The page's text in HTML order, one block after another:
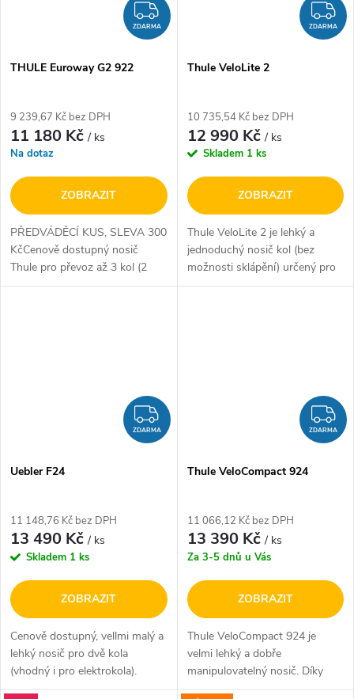
ZDARMA
ZDARMA
THULE Euroway G2 922
9 239,67 Kč bez DPH
11 180 Kč/ ks
Na dotaz
ZOBRAZIT
PŘEDVÁDĚCÍ KUS, SLEVA 300
KčCenově dostupný nosič
Thule pro převoz až 3 kol (2
lehkých elektrokol*). Navzdory
ZDARMA
Thule VeloLite 2
10 735,54 Kč bez DPH
12 990 Kč/ ks
Skladem 1 ks
ZOBRAZIT
Thule VeloLite 2 je lehký a
jednoduchý nosič kol (bez
možnosti sklápění) určený pro
2 jízdní kola, ideální pro silniční i
ZDARMA
ZDARMA
Uebler F24
11 148,76 Kč bez DPH
13 490 Kč/ ks
Skladem 1 ks
ZOBRAZIT
Cenově dostupný, vellmi malý a
lehký nosič pro dvě kola
(vhodný i pro elektrokola).
Snadná montáž na tažné
ZDARMA
Thule VeloCompact 924
11 066,12 Kč bez DPH
13 390 Kč/ ks
Za 3-5 dnů u Vás
ZOBRAZIT
Thule VeloCompact 924 je
velmi lehký a dobře
manipulovatelný nosič. Díky
svým malým rozměrům se